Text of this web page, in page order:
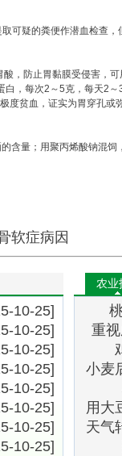
可疑的粪便作潜血检查
，防止胃黏膜受侵害，
，每次2～5克，每天2
贫血，证实为胃穿孔或
含量；用聚丙烯酸钠混
软症病因
10-25]
10-25]
10-25]
10-25]
10-25]
10-25]
10-25]
10-25]
农业
重
小麦
用大
天气